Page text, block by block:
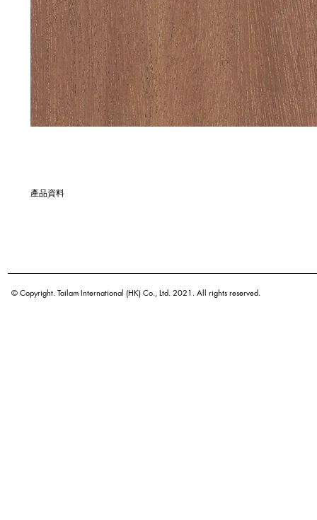
產品資料
原產地
© Copyright. Tailam International (HK) Co., Ltd. 2021. All rights reserved.